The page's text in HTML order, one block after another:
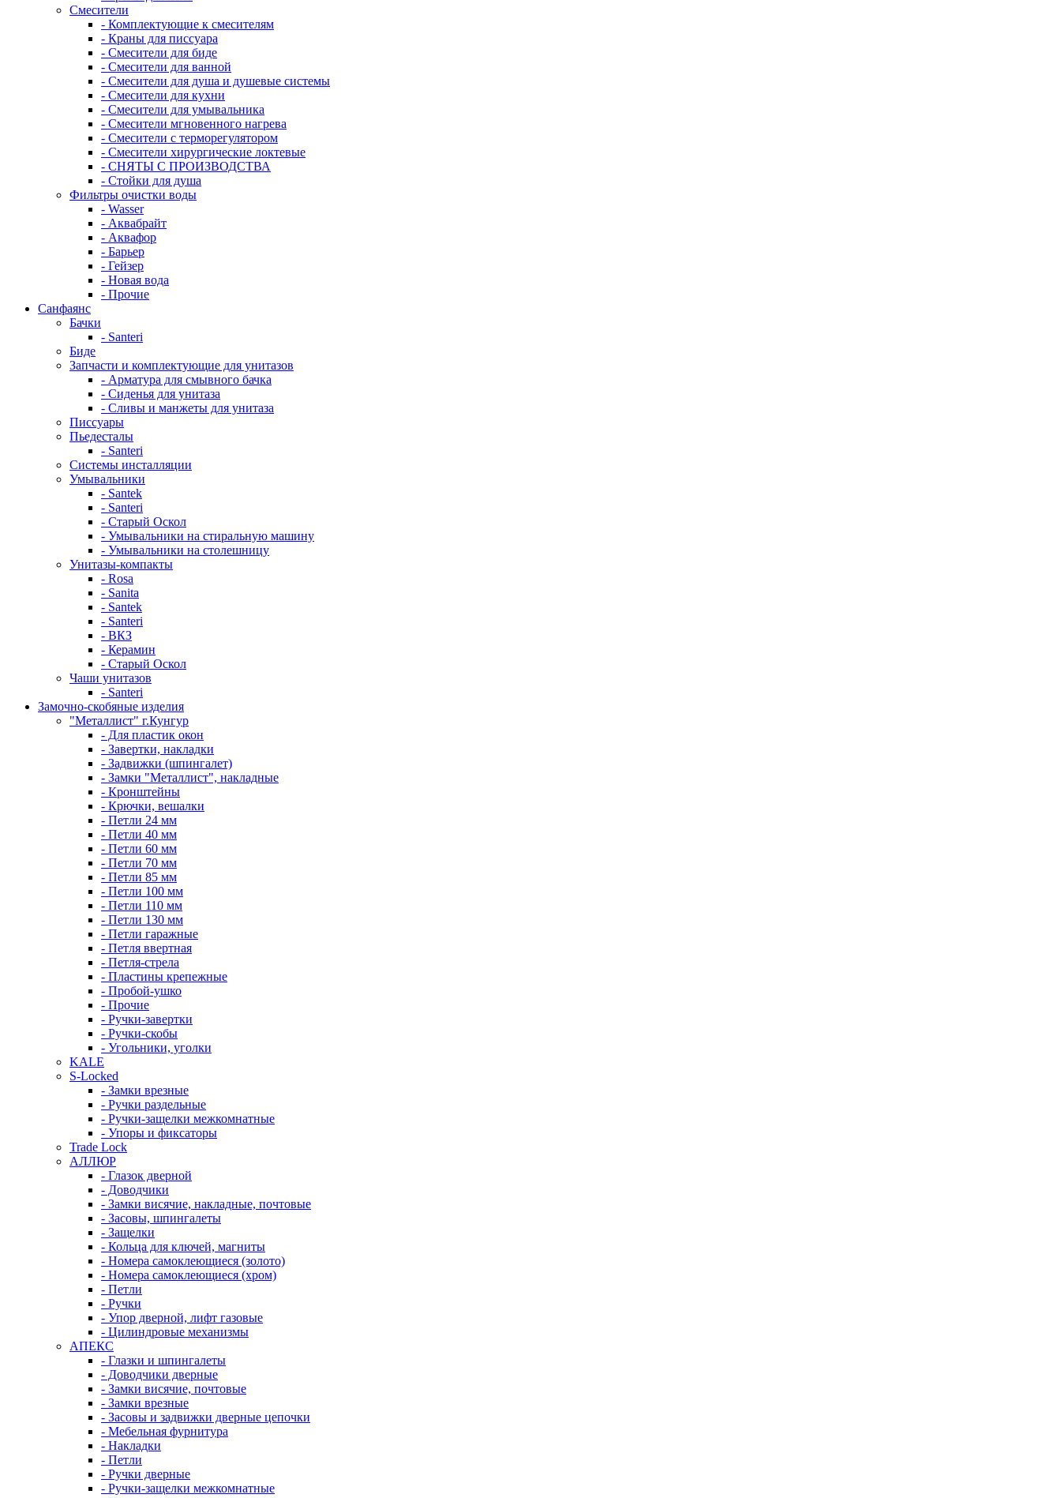
Смесители
- Комплектующие к смесителям
- Краны для писсуара
- Смесители для биде
- Смесители для ванной
- Смесители для душа и душевые системы
- Смесители для кухни
- Смесители для умывальника
- Смесители мгновенного нагрева
- Смесители с терморегулятором
- Смесители хирургические локтевые
- СНЯТЫ С ПРОИЗВОДСТВА
- Стойки для душа
Фильтры очистки воды
- Wasser
- Аквабрайт
- Аквафор
- Барьер
- Гейзер
- Новая вода
- Прочие
Санфаянс
Бачки
- Santeri
Биде
Запчасти и комплектующие для унитазов
- Арматура для смывного бачка
- Сиденья для унитаза
- Сливы и манжеты для унитаза
Писсуары
Пьедесталы
- Santeri
Системы инсталляции
Умывальники
- Santek
- Santeri
- Старый Оскол
- Умывальники на стиральную машину
- Умывальники на столешницу
Унитазы-компакты
- Rosa
- Sanita
- Santek
- Santeri
- ВКЗ
- Керамин
- Старый Оскол
Чаши унитазов
- Santeri
Замочно-скобяные изделия
"Металлист" г.Кунгур
- Для пластик окон
- Завертки, накладки
- Задвижки (шпингалет)
- Замки "Металлист", накладные
- Кронштейны
- Крючки, вешалки
- Петли 24 мм
- Петли 40 мм
- Петли 60 мм
- Петли 70 мм
- Петли 85 мм
- Петли 100 мм
- Петли 110 мм
- Петли 130 мм
- Петли гаражные
- Петля ввертная
- Петля-стрела
- Пластины крепежные
- Пробой-ушко
- Прочие
- Ручки-завертки
- Ручки-скобы
- Угольники, уголки
KALE
S-Locked
- Замки врезные
- Ручки раздельные
- Ручки-защелки межкомнатные
- Упоры и фиксаторы
Trade Lock
АЛЛЮР
- Глазок дверной
- Доводчики
- Замки висячие, накладные, почтовые
- Засовы, шпингалеты
- Защелки
- Кольца для ключей, магниты
- Номера самоклеющиеся (золото)
- Номера самоклеющиеся (хром)
- Петли
- Ручки
- Упор дверной, лифт газовые
- Цилиндровые механизмы
АПЕКС
- Глазки и шпингалеты
- Доводчики дверные
- Замки висячие, почтовые
- Замки врезные
- Засовы и задвижки дверные цепочки
- Мебельная фурнитура
- Накладки
- Петли
- Ручки дверные
- Ручки-защелки межкомнатные